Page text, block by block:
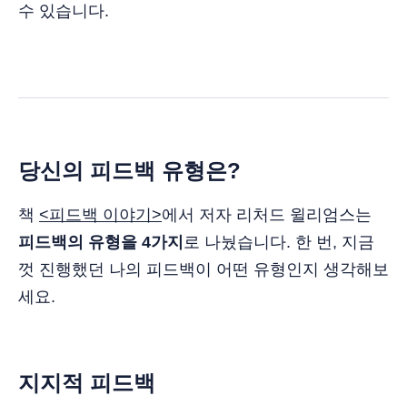
수 있습니다.
당신의 피드백 유형은?
책 <피드백 이야기>에서 저자 리처드 윌리엄스는
피드백의 유형을 4가지 로 나눴습니다. 한 번, 지금
껏 진행했던 나의 피드백이 어떤 유형인지 생각해보
세요.
지지적 피드백